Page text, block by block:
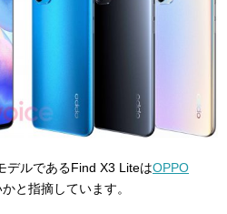
デルであるFind X3 LiteはOPPO
と指摘しています。